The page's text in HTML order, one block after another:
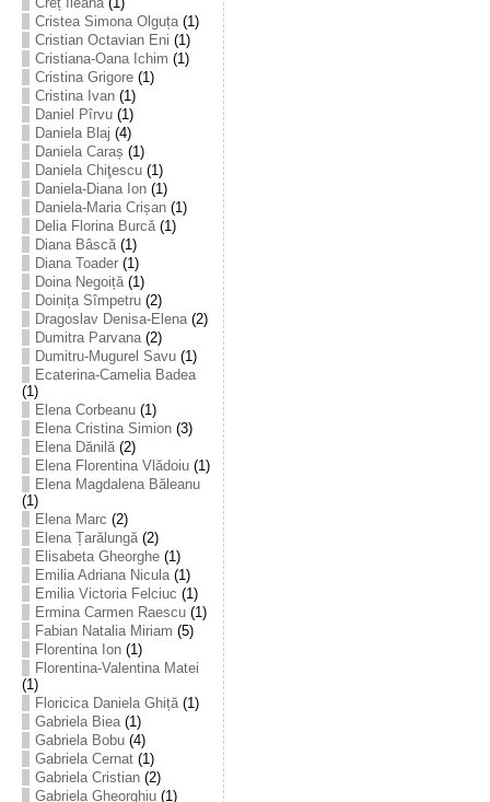
Cristea Simona Olguța(1)
Cristian Octavian Eni (1)
Cristiana-Oana Ichim (1)
Cristina Grigore(1)
Cristina Ivan(1)
Daniel Pîrvu(1)
Daniela Blaj (4)
Daniela Caraș (1)
Daniela Chiţescu(1)
Daniela-Diana Ion(1)
Daniela-Maria Crișan(1)
Delia Florina Burcă(1)
Diana Bâscă(1)
Diana Toader(1)
Doina Negoiță(1)
Doinița Sîmpetru(2)
Dragoslav Denisa-Elena(2)
Dumitra Parvana(2)
Dumitru-Mugurel Savu(1)
Ecaterina-Camelia Badea
(1)
Elena Corbeanu(1)
Elena Cristina Simion(3)
Elena Dănilă(2)
Elena Florentina Vlădoiu(1)
Elena Magdalena Băleanu
(1)
Elena Marc (2)
Elena Țarălungă(2)
Elisabeta Gheorghe(1)
Emilia Adriana Nicula(1)
Emilia Victoria Felciuc (1)
Ermina Carmen Raescu(1)
Fabian Natalia Miriam (5)
Florentina Ion(1)
Florentina-Valentina Matei
(1)
Floricica Daniela Ghiță(1)
Gabriela Biea(1)
Gabriela Bobu(4)
Gabriela Cernat(1)
Gabriela Cristian(2)
Gabriela Gheorghiu(1)